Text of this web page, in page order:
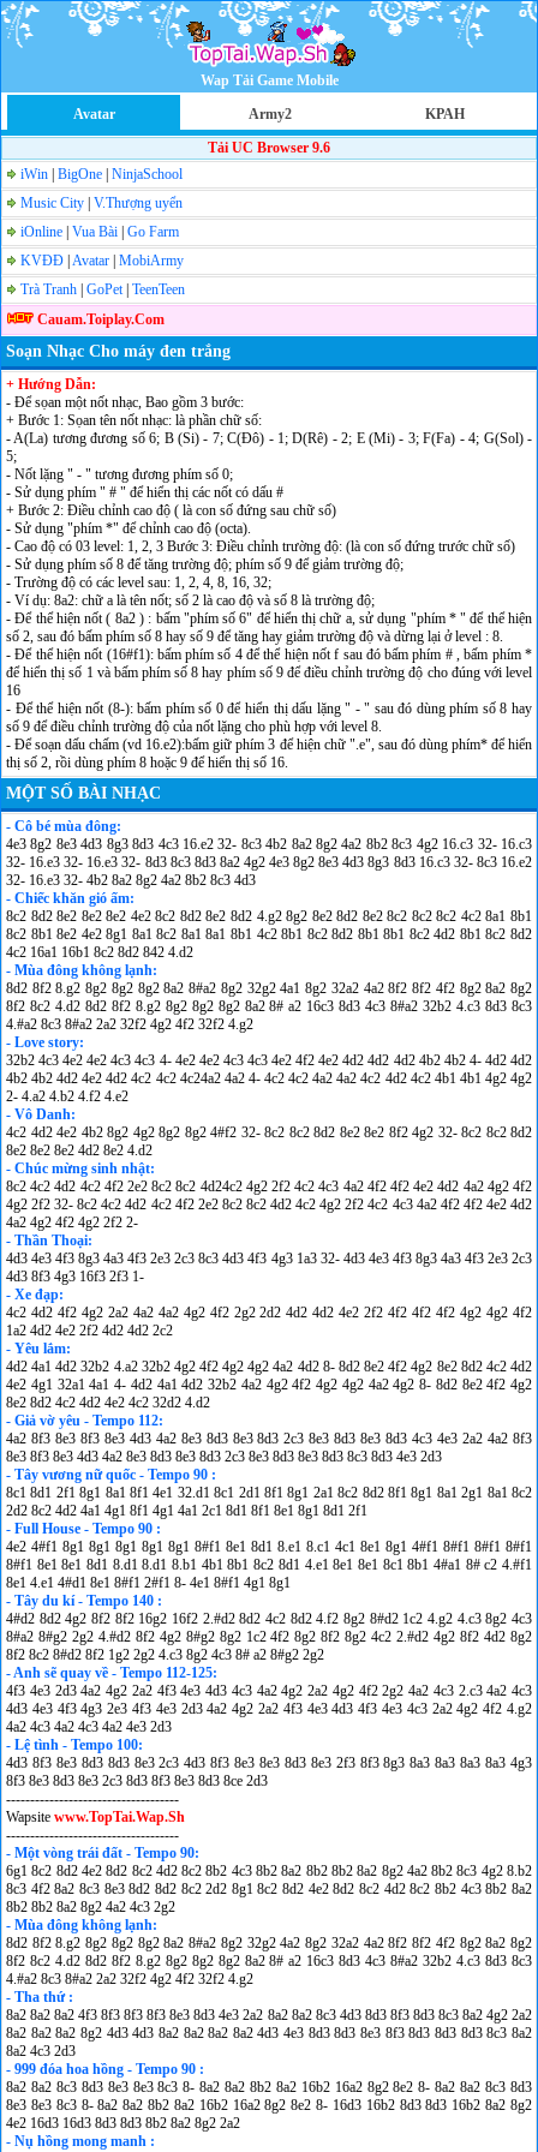
Wap Tải Game Mobile
Avatar
Army2
KPAH
Tải UC Browser 9.6
iWin BigOne NinjaSchool
Music City V.Thượng uyển
iOnline Vua Bài Go Farm
KVĐĐ Avatar MobiArmy
Trà Tranh GoPet| TeenTeen
Cauam.Toiplay.Com
Soạn Nhạc Cho máy đen trắng
+ Hướng Dẫn:
- Để sọan một nốt nhạc, Bao gồm 3 bước:
+ Bước 1: Sọan tên nốt nhạc: là phần chữ số:
- A(La) tương đương số 6; B (Si) - 7; C(Đô) - 1; D(Rê) - 2; E (Mi) - 3; F(Fa) - 4; G(Sol) -
5;
- Nốt lặng " - " tương đương phím số 0;
- Sử dụng phím " # " để hiển thị các nốt có dấu #
+ Bước 2: Điều chỉnh cao độ ( là con số đứng sau chữ số)
- Sử dụng "phím *" để chỉnh cao độ (octa).
- Cao độ có 03 level: 1, 2, 3 Bước 3: Điều chỉnh trường độ: (là con số đứng trước chữ số)
- Sử dụng phím số 8 để tăng trường độ; phím số 9 để giảm trường độ;
- Trường độ có các level sau: 1, 2, 4, 8, 16, 32;
- Ví dụ: 8a2: chữ a là tên nốt; số 2 là cao độ và số 8 là trường độ;
- Để thể hiện nốt ( 8a2 ) : bấm "phím số 6" để hiển thị chữ a, sử dụng "phím * " để thể hiện
số 2, sau đó bấm phím số 8 hay số 9 để tăng hay giảm trường độ và dừng lại ở level : 8.
- Để thể hiện nốt (16#f1): bấm phím số 4 để thể hiện nốt f sau đó bấm phím # , bấm phím *
để hiển thị số 1 và bấm phím số 8 hay phím số 9 để điều chỉnh trường độ cho đúng với level
16
- Để thể hiện nốt (8-): bấm phím số 0 để hiển thị dấu lặng " - " sau đó dùng phím số 8 hay
số 9 để điều chỉnh trường độ của nốt lặng cho phù hợp với level 8.
- Để soạn dấu chấm (vd 16.e2):bấm giữ phím 3 để hiện chữ ".e", sau đó dùng phím* để hiển
thị số 2, rồi dùng phím 8 hoặc 9 để hiển thị số 16.
MỘT SỐ BÀI NHẠC
- Cô bé mùa đông:
4e3 8g2 8e3 4d3 8g3 8d3 4c3 16.e2 32- 8c3 4b2 8a2 8g2 4a2 8b2 8c3 4g2 16.c3 32- 16.c3
32- 16.e3 32- 16.e3 32- 8d3 8c3 8d3 8a2 4g2 4e3 8g2 8e3 4d3 8g3 8d3 16.c3 32- 8c3 16.e2
32- 16.e3 32- 4b2 8a2 8g2 4a2 8b2 8c3 4d3
- Chiếc khăn gió ấm:
8c2 8d2 8e2 8e2 8e2 4e2 8c2 8d2 8e2 8d2 4.g2 8g2 8e2 8d2 8e2 8c2 8c2 8c2 4c2 8a1 8b1
8c2 8b1 8e2 4e2 8g1 8a1 8c2 8a1 8a1 8b1 4c2 8b1 8c2 8d2 8b1 8b1 8c2 4d2 8b1 8c2 8d2
4c2 16a1 16b1 8c2 8d2 842 4.d2
- Mùa đông không lạnh:
8d2 8f2 8.g2 8g2 8g2 8g2 8a2 8#a2 8g2 32g2 4a1 8g2 32a2 4a2 8f2 8f2 4f2 8g2 8a2 8g2
8f2 8c2 4.d2 8d2 8f2 8.g2 8g2 8g2 8g2 8a2 8# a2 16c3 8d3 4c3 8#a2 32b2 4.c3 8d3 8c3
4.#a2 8c3 8#a2 2a2 32f2 4g2 4f2 32f2 4.g2
- Love story:
32b2 4c3 4e2 4e2 4c3 4c3 4- 4e2 4e2 4c3 4c3 4e2 4f2 4e2 4d2 4d2 4d2 4b2 4b2 4- 4d2 4d2
4b2 4b2 4d2 4e2 4d2 4c2 4c2 4c24a2 4a2 4- 4c2 4c2 4a2 4a2 4c2 4d2 4c2 4b1 4b1 4g2 4g2
2- 4.a2 4.b2 4.f2 4.e2
- Vô Danh:
4c2 4d2 4e2 4b2 8g2 4g2 8g2 8g2 4#f2 32- 8c2 8c2 8d2 8e2 8e2 8f2 4g2 32- 8c2 8c2 8d2
8e2 8e2 8e2 4d2 8e2 4.d2
- Chúc mừng sinh nhật:
8c2 4c2 4d2 4c2 4f2 2e2 8c2 8c2 4d24c2 4g2 2f2 4c2 4c3 4a2 4f2 4f2 4e2 4d2 4a2 4g2 4f2
4g2 2f2 32- 8c2 4c2 4d2 4c2 4f2 2e2 8c2 8c2 4d2 4c2 4g2 2f2 4c2 4c3 4a2 4f2 4f2 4e2 4d2
4a2 4g2 4f2 4g2 2f2 2-
- Thần Thoại:
4d3 4e3 4f3 8g3 4a3 4f3 2e3 2c3 8c3 4d3 4f3 4g3 1a3 32- 4d3 4e3 4f3 8g3 4a3 4f3 2e3 2c3
4d3 8f3 4g3 16f3 2f3 1-
- Xe đạp:
4c2 4d2 4f2 4g2 2a2 4a2 4a2 4g2 4f2 2g2 2d2 4d2 4d2 4e2 2f2 4f2 4f2 4f2 4g2 4g2 4f2
1a2 4d2 4e2 2f2 4d2 4d2 2c2
- Yêu lắm:
4d2 4a1 4d2 32b2 4.a2 32b2 4g2 4f2 4g2 4g2 4a2 4d2 8- 8d2 8e2 4f2 4g2 8e2 8d2 4c2 4d2
4e2 4g1 32a1 4a1 4- 4d2 4a1 4d2 32b2 4a2 4g2 4f2 4g2 4g2 4a2 4g2 8- 8d2 8e2 4f2 4g2
8e2 8d2 4c2 4d2 4e2 4c2 32d2 4.d2
- Giả vờ yêu - Tempo 112:
4a2 8f3 8e3 8f3 8e3 4d3 4a2 8e3 8d3 8e3 8d3 2c3 8e3 8d3 8e3 8d3 4c3 4e3 2a2 4a2 8f3
8e3 8f3 8e3 4d3 4a2 8e3 8d3 8e3 8d3 2c3 8e3 8d3 8e3 8d3 8c3 8d3 4e3 2d3
- Tây vương nữ quốc - Tempo 90 :
8c1 8d1 2f1 8g1 8a1 8f1 4e1 32.d1 8c1 2d1 8f1 8g1 2a1 8c2 8d2 8f1 8g1 8a1 2g1 8a1 8c2
2d2 8c2 4d2 4a1 4g1 8f1 4g1 4a1 2c1 8d1 8f1 8e1 8g1 8d1 2f1
- Full House - Tempo 90 :
4e2 4#f1 8g1 8g1 8g1 8g1 8g1 8#f1 8e1 8d1 8.e1 8.c1 4c1 8e1 8g1 4#f1 8#f1 8#f1 8#f1
8#f1 8e1 8e1 8d1 8.d1 8.d1 8.b1 4b1 8b1 8c2 8d1 4.e1 8e1 8e1 8c1 8b1 4#a1 8# c2 4.#f1
8e1 4.e1 4#d1 8e1 8#f1 2#f1 8- 4e1 8#f1 4g1 8g1
- Tây du kí - Tempo 140 :
4#d2 8d2 4g2 8f2 8f2 16g2 16f2 2.#d2 8d2 4c2 8d2 4.f2 8g2 8#d2 1c2 4.g2 4.c3 8g2 4c3
8#a2 8#g2 2g2 4.#d2 8f2 4g2 8#g2 8g2 1c2 4f2 8g2 8f2 8g2 4c2 2.#d2 4g2 8f2 4d2 8g2
8f2 8c2 8#d2 8f2 1g2 2g2 4.c3 8g2 4c3 8# a2 8#g2 2g2
- Anh sẽ quay về - Tempo 112-125:
4f3 4e3 2d3 4a2 4g2 2a2 4f3 4e3 4d3 4c3 4a2 4g2 2a2 4g2 4f2 2g2 4a2 4c3 2.c3 4a2 4c3
4d3 4e3 4f3 4g3 2e3 4f3 4e3 2d3 4a2 4g2 2a2 4f3 4e3 4d3 4f3 4e3 4c3 2a2 4g2 4f2 4.g2
4a2 4c3 4a2 4c3 4a2 4e3 2d3
- Lệ tình - Tempo 100:
4d3 8f3 8e3 8d3 8d3 8e3 2c3 4d3 8f3 8e3 8e3 8d3 8e3 2f3 8f3 8g3 8a3 8a3 8a3 8a3 4g3
8f3 8e3 8d3 8e3 2c3 8d3 8f3 8e3 8d3 8ce 2d3
------------------------------------
Wapsite www.TopTai.Wap.Sh
------------------------------------
- Một vòng trái đất - Tempo 90:
6g1 8c2 8d2 4e2 8d2 8c2 4d2 8c2 8b2 4c3 8b2 8a2 8b2 8b2 8a2 8g2 4a2 8b2 8c3 4g2 8.b2
8c3 4f2 8a2 8c3 8e3 8d2 8d2 8c2 2d2 8g1 8c2 8d2 4e2 8d2 8c2 4d2 8c2 8b2 4c3 8b2 8a2
8b2 8b2 8a2 8g2 4a2 4c3 2g2
- Mùa đông không lạnh:
8d2 8f2 8.g2 8g2 8g2 8g2 8a2 8#a2 8g2 32g2 4a2 8g2 32a2 4a2 8f2 8f2 4f2 8g2 8a2 8g2
8f2 8c2 4.d2 8d2 8f2 8.g2 8g2 8g2 8g2 8a2 8# a2 16c3 8d3 4c3 8#a2 32b2 4.c3 8d3 8c3
4.#a2 8c3 8#a2 2a2 32f2 4g2 4f2 32f2 4.g2
- Tha thứ :
8a2 8a2 8a2 4f3 8f3 8f3 8f3 8e3 8d3 4e3 2a2 8a2 8a2 8c3 4d3 8d3 8f3 8d3 8c3 8a2 4g2 2a2
8a2 8a2 8a2 8g2 4d3 4d3 8a2 8a2 8a2 8a2 4d3 4e3 8d3 8d3 8e3 8f3 8d3 8d3 8d3 8c3 8a2
8a2 4c3 2d3
- 999 đóa hoa hồng - Tempo 90 :
8a2 8a2 8c3 8d3 8e3 8e3 8c3 8- 8a2 8a2 8b2 8a2 16b2 16a2 8g2 8e2 8- 8a2 8a2 8c3 8d3
8e3 8e3 8c3 8- 8a2 8a2 8b2 8a2 16b2 16a2 8g2 8e2 8- 16d3 16b2 8d3 8d3 16b2 8a2 8g2
4e2 16d3 16d3 8d3 8d3 8b2 8a2 8g2 2a2
- Nụ hồng mong manh :